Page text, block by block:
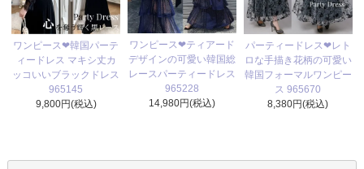
ワンピース❤韓国パーテ
ィードレス マキシ丈カ
ッコいいブラックドレス
965145
9,800円(税込)
ワンピース❤ティアード
デザインの可愛い韓国総
レースパーティードレス
965228
14,980円(税込)
パーティードレス❤レト
ロな手描き花柄の可愛い
韓国フォーマルワンピー
ス 965670
8,380円(税込)